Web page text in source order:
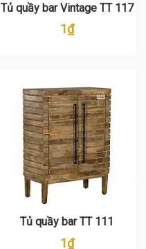
Tủ quầy bar Vintage TT 117
1₫
Tủ quầy bar TT 111
1₫